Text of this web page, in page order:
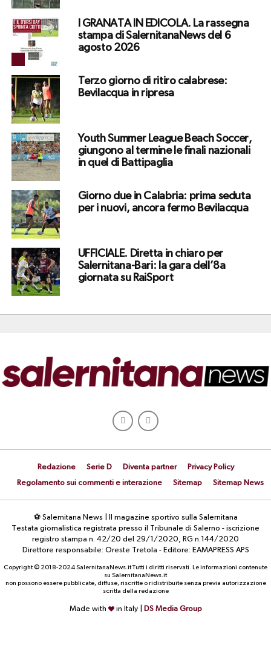
I GRANATA IN EDICOLA. La rassegna
stampa di SalernitanaNews del 6
agosto 2026
Terzo giorno di ritiro calabrese:
Bevilacqua in ripresa
Youth Summer League Beach Soccer,
giungono al termine le finali nazionali
in quel di Battipaglia
Giorno due in Calabria: prima seduta
per i nuovi, ancora fermo Bevilacqua
UFFICIALE. Diretta in chiaro per
Salernitana-Bari: la gara dell’8a
giornata su RaiSport
Redazione Serie D Diventa partner
Privacy Policy
Regolamento sui commenti e interazione
Sitemap Sitemap News
⚽ Salernitana News | Il magazine sportivo sulla Salernitana
Testata giornalistica registrata presso il Tribunale di Salerno - iscrizione
registro stampa n. 42/20 del 29/1/2020, RG n.144/2020
Direttore responsabile: Oreste Tretola - Editore: EAMAPRESS APS
Copyright © 2018-2024 SalernitanaNews.it Tutti i diritti riservati. Le informazioni contenute
su SalernitanaNews.it
non possono essere pubblicate, diffuse, riscritte o ridistribuite senza previa autorizzazione
scritta della redazione
Made with in Italy | DS Media Group